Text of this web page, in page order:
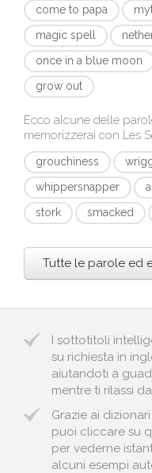
come to papa
magic spell
once in a blue moon
grow out
Ecco alcune delle
memorizzerai con Les
grouchiness
whippersnapper
stork
smacked
Tutte le parole ed
I sottotitoli
su richiesta in
aiutandoti a
mentre ti rilassi
Grazie ai
puoi cliccare su
per vederne
alcuni esempi